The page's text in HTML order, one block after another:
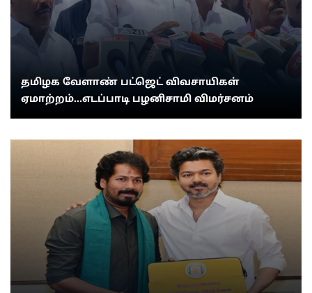
தமிழக வேளாண் பட்ஜெட் விவசாயிகள்
ஏமாற்றம்...எடப்பாடி பழனிசாமி விமர்சனம்